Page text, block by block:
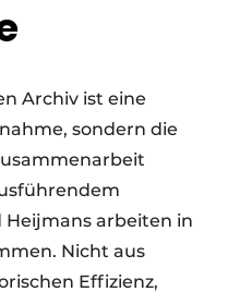
Archiv ist eine
sondern die
Heijmans arbeiten in
Nicht aus
Effizienz,